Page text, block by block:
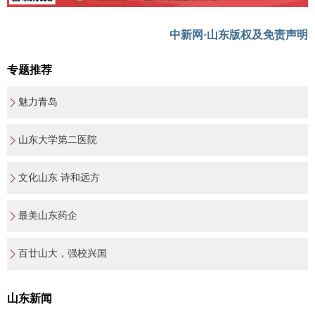
中新网·山东版权及免责声明
专题推荐
魅力青岛
山东大学第二医院
文化山东 诗和远方
最美山东药企
百廿山大，强校兴国
山东新闻